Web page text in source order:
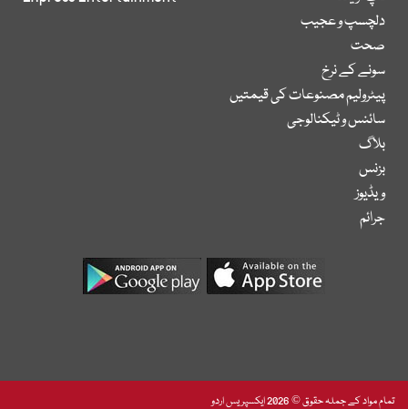
دلچسپ و عجیب
صحت
سونے کے نرخ
پیٹرولیم مصنوعات کی قیمتیں
سائنس و ٹیکنالوجی
بلاگ
بزنس
ویڈیوز
جرائم
تمام مواد کے جملہ حقوق © 2026 ایکسپریس اردو